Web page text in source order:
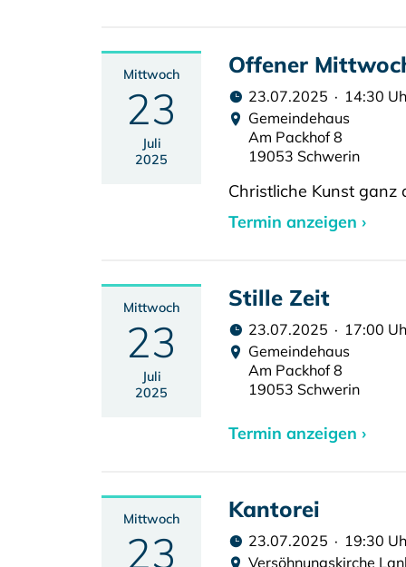
Mittwoch
23
Juli
2025
Offener
23.07.2025 · 14:30
Gemeindehaus
Am Packhof 8
19053 Schwerin
Christliche Kunst ganz
Termin anzeigen ›
Mittwoch
23
Juli
2025
Stille Zeit
23.07.2025 · 17:00
Gemeindehaus
Am Packhof 8
19053 Schwerin
Termin anzeigen ›
Mittwoch
23
Kantorei
23.07.2025 · 19:30
Versöhnungskirche